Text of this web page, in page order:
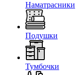
Наматрасники
Подушки
Тумбочки